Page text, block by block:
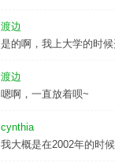
渡边
是的啊，我上大学的时
渡边
嗯啊，一直放着呗~
cynthia
我大概是在2002年的时